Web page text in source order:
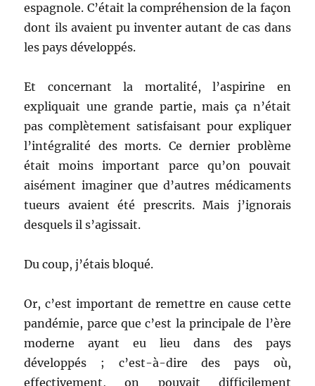
espagnole. C’était la compréhension de la façon
dont ils avaient pu inventer autant de cas dans
les pays développés.
Et concernant la mortalité, l’aspirine en
expliquait une grande partie, mais ça n’était
pas complètement satisfaisant pour expliquer
l’intégralité des morts. Ce dernier problème
était moins important parce qu’on pouvait
aisément imaginer que d’autres médicaments
tueurs avaient été prescrits. Mais j’ignorais
desquels il s’agissait.
Du coup, j’étais bloqué.
Or, c’est important de remettre en cause cette
pandémie, parce que c’est la principale de l’ère
moderne ayant eu lieu dans des pays
développés ; c’est-à-dire des pays où,
effectivement, on pouvait difficilement